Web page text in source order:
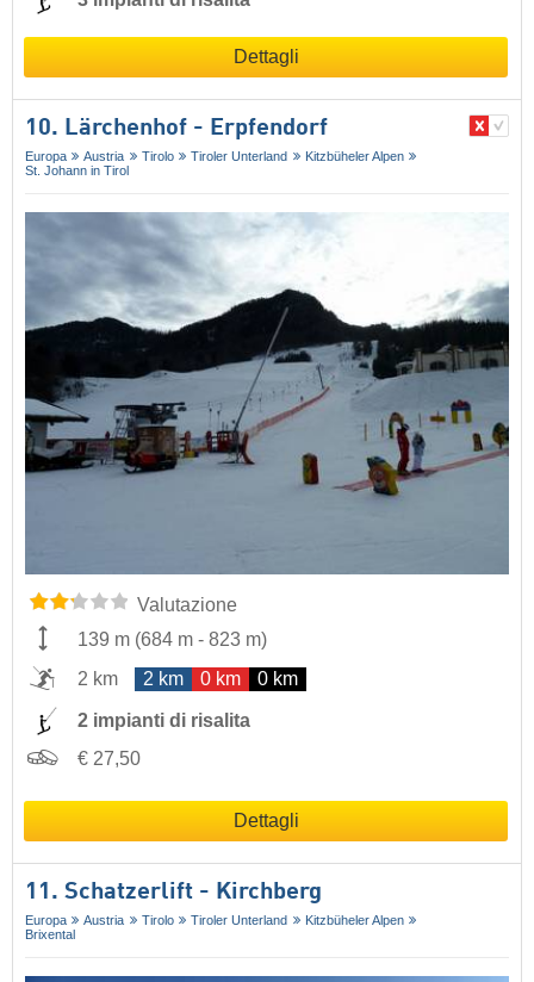
Dettagli
10. Lärchenhof - Erpfendorf
Europa Austria Tirolo Tiroler Unterland
Kitzbüheler Alpen
St. Johann in Tirol
Valutazione
139 m (684 m - 823 m)
2 km
2 km 0 km 0 km
2 impianti di risalita
€ 27,50
Dettagli
11. Schatzerlift - Kirchberg
Europa Austria Tirolo Tiroler Unterland
Kitzbüheler Alpen
Brixental